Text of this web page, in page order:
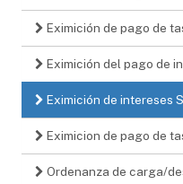
Eximición de pago de
Eximición del pago de
Eximición de intereses
Eximicion de pago de
Ordenanza de carga/